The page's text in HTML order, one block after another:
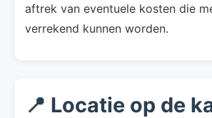
aftrek van eventuele kosten die
verrekend kunnen worden.
📍 Locatie op de